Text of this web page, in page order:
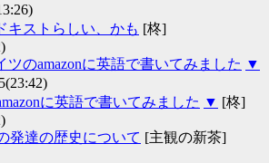
キストらしい、かも [柊]
ツのamazonに英語で書いてみました ▼
に英語で書いてみました ▼ [柊]
発達の歴史について [主観の新茶]